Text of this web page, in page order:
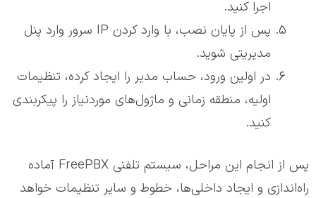
اجرا کنید.
پس از پایان نصب، با وارد کردن IP سرور وارد پنل
مدیریتی شوید.
در اولین ورود، حساب مدیر را ایجاد کرده، تنظیمات
اولیه، منطقه زمانی و ماژول‌های موردنیاز را پیکربندی
کنید.
پس از انجام این مراحل، سیستم تلفنی FreePBX آماده
راه‌اندازی و ایجاد داخلی‌ها، خطوط و سایر تنظیمات خواهد